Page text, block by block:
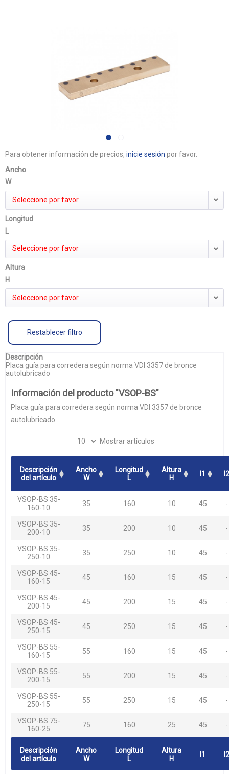
Para obtener información de precios, inicie sesión por favor.
Ancho
W
Seleccione por favor
Longitud
L
Seleccione por favor
Altura
H
Seleccione por favor
Restablecer filtro
Descripción
Placa guía para corredera según norma VDI 3357 de bronce
autolubricado
Información del producto "VSOP-BS"
Placa guía para corredera según norma VDI 3357 de bronce
autolubricado
Mostrar artículos
Descripción
del artículo
Ancho
W
Longitud
L
Altura
H
l1 l2
VSOP-BS 35-
160-10
35 160 10 45 -
VSOP-BS 35-
200-10
35 200 10 45 -
VSOP-BS 35-
250-10
35 250 10 45 -
VSOP-BS 45-
160-15
45 160 15 45 -
VSOP-BS 45-
200-15
45 200 15 45 -
VSOP-BS 45-
250-15
45 250 15 45 -
VSOP-BS 55-
160-15
55 160 15 45 -
VSOP-BS 55-
200-15
55 200 15 45 -
VSOP-BS 55-
250-15
55 250 15 45 -
VSOP-BS 75-
160-25
75 160 25 45 -
Descripción
del artículo
Ancho
W
Longitud
L
Altura
H
l1 l2